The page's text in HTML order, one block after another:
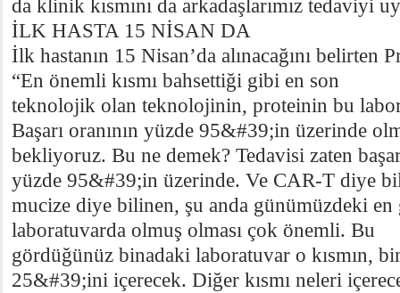
da klinik kısmını da arkadaşlarımız tedaviyi
İLK HASTA 15 NİSAN DA
İlk hastanın 15 Nisan’da alınacağını belirten
“En önemli kısmı bahsettiği gibi en son
teknolojik olan teknolojinin, proteinin bu
Başarı oranının yüzde 95&#39;in üzerinde
bekliyoruz. Bu ne demek? Tedavisi zaten
yüzde 95&#39;in üzerinde. Ve CAR-T diye
mucize diye bilinen, şu anda günümüzdeki
laboratuvarda olmuş olması çok önemli. Bu
gördüğünüz binadaki laboratuvar o kısmın,
25&#39;ini içerecek. Diğer kısmı neleri